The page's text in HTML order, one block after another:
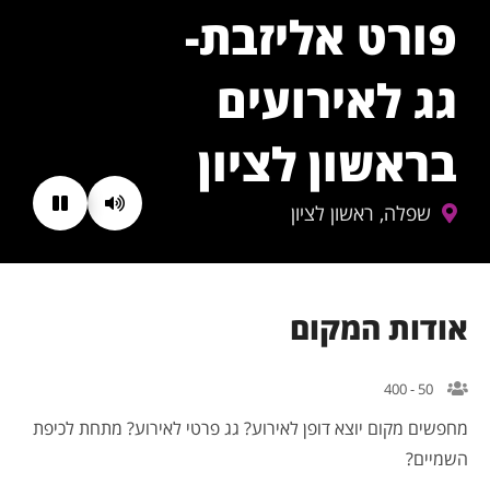
פורט אליזבת-
גג לאירועים
בראשון לציון
שפלה, ראשון לציון
אודות המקום
50 - 400
מחפשים מקום יוצא דופן לאירוע? גג פרטי לאירוע? מתחת לכיפת
השמיים?